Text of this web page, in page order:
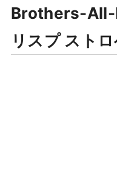
Brothers-All-
リスプ スト